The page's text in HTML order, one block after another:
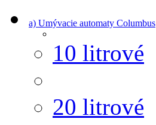
a) Umývacie automaty Columbus
10 litrové
20 litrové